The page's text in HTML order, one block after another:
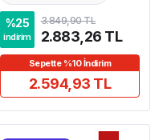
%25
indirim
3.849,90 TL
2.883,26 TL
Sepette %10 İndirim
2.594,93 TL